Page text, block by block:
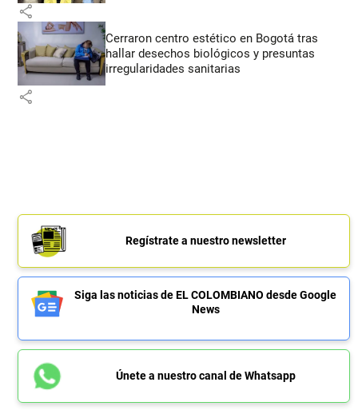
share
Cerraron centro estético en Bogotá tras
hallar desechos biológicos y presuntas
irregularidades sanitarias
share
Regístrate a nuestro newsletter
Siga las noticias de EL COLOMBIANO desde Google
News
Únete a nuestro canal de Whatsapp